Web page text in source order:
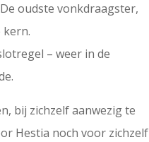
oudste vonkdraagster,
kern.
– weer in de
bij zichzelf aanwezig te
Hestia noch voor zichzelf